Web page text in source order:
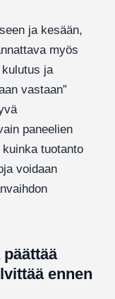
ja kesään,
myös
ja
vastaan”
paneelien
tuotanto
voidaan
ennen